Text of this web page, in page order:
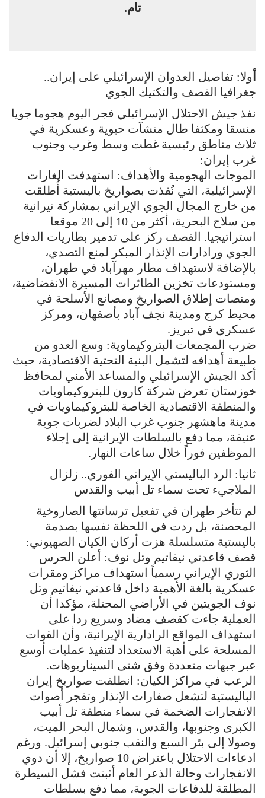
تام.
ولا: تفاصيل العدوان الإسرائيلي على إيران..
جغرافيا القصف والتكتيك الجوي
نفذ جيش الاحتلال الإسرائيلي فجر اليوم هجوما جويا
منسقا ومكثفا طال منشآت حيوية وعسكرية في
ثلاث مناطق رئيسية غطت وسط وغرب وجنوب
غرب إيران:
الموجات الهجومية والأهداف: استهدفت الغارات
الإسرائيلية، التي نُفذت بصواريخ باليستية أُطلقت
من خارج المجال الجوي الإيراني بمشاركة نيرانية
من سلاح البحرية، أكثر من 10 إلى 20 موقعا
استراتيجيا. القصف ركز على تدمير بطاريات الدفاع
الجوي ورادارات الإنذار المبكر لمنع التصدي،
بالإضافة لاستهداف مطار مهرآباد في طهران،
ومستودعات تخزين الطائرات المسيرة الانقضاضية،
ومنصات إطلاق الصواريخ ومصانع الأسلحة في
محيط كرج ومدينة نجف آباد بأصفهان، ومركز
عسكري في تبريز.
ضرب المجمعات البتروكيماوية: وسع العدو من
طبيعة أهدافه لتشمل البنية التحتية الاقتصادية، حيث
أكد الجيش الإسرائيلي والمساعد الأمني لمحافظ
خوزستان تعرض شركة كارون للبتروكيماويات
والمنطقة الاقتصادية الخاصة للبتروكيماويات في
مدينة ماهشهر جنوب غرب البلاد لضربات جوية
عنيفة، مما دفع بالسلطات الإيرانية إلى إجلاء
الموظفين فوراً خلال ساعات النهار.
ثانيا: الرد الباليستي الإيراني الفوري.. زلزال
الملاجيء تحت سماء تل أبيب والقدس
لم تتأخر طهران في تفعيل ترسانتها الصاروخية
المحصنة، بل ردت في اللحظة نفسها بصدمة
باليستية متسلسلة هزت أركان الكيان الصهيوني:
قصف قاعدتي نيفاتيم وتل نوف: أعلن الحرس
الثوري الإيراني رسمياً استهداف مراكز ومقرات
عسكرية بالغة الأهمية داخل قاعدتي نيفاتيم وتل
نوف الجويتين في الأراضي المحتلة، مؤكدا أن
العملية جاءت كقصف مضاد وسريع ردا على
استهداف المواقع الرادارية الإيرانية، وأن القوات
المسلحة على أهبة الاستعداد لتنفيذ عمليات أوسع
عبر جبهات متعددة وفق شتى السيناريوهات.
الرعب في مراكز الكيان: انطلقت صواريخ إيران
الباليستية لتشعل صفارات الإنذار وتفجر أصوات
الانفجارات الضخمة في سماء منطقة تل أبيب
الكبرى وجنوبها، والقدس، وشمال البحر الميت،
وصولا إلى بئر السبع والنقب جنوبي إسرائيل. ورغم
ادعاءات الاحتلال باعتراض 10 صواريخ، إلا أن دوي
الانفجارات وحالة الذعر العام أثبتت فشل السيطرة
المطلقة للدفاعات الجوية، مما دفع بسلطات